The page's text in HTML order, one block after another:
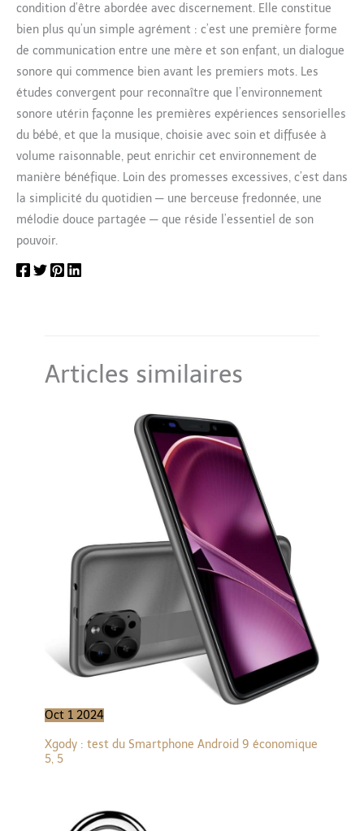
condition d’être abordée avec discernement. Elle constitue
bien plus qu’un simple agrément : c’est une première forme
de communication entre une mère et son enfant, un dialogue
sonore qui commence bien avant les premiers mots. Les
études convergent pour reconnaître que l’environnement
sonore utérin façonne les premières expériences sensorielles
du bébé, et que la musique, choisie avec soin et diffusée à
volume raisonnable, peut enrichir cet environnement de
manière bénéfique. Loin des promesses excessives, c’est dans
la simplicité du quotidien — une berceuse fredonnée, une
mélodie douce partagée — que réside l’essentiel de son
pouvoir.
Articles similaires
Oct 1 2024
Xgody : test du Smartphone Android 9 économique
5, 5